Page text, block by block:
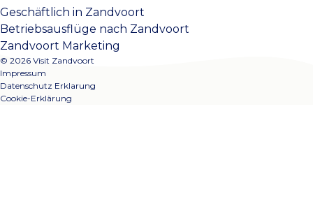
Geschäftlich in Zandvoort
Betriebsausflüge nach Zandvoort
Zandvoort Marketing
© 2026 Visit Zandvoort
Impressum
Datenschutz Erklarung
Cookie-Erklärung